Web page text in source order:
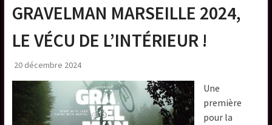
GRAVELMAN MARSEILLE 2024,
LE VÉCU DE L’INTÉRIEUR !
20 décembre 2024
Une
première
pour la